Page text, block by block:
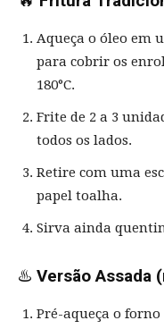
Aqueça o óleo em
para cobrir os
180°C.
Frite de 2 a 3
todos os lados.
Retire com uma
papel toalha.
Sirva ainda
♨️ Versão Assada
Pré-aqueça o forno